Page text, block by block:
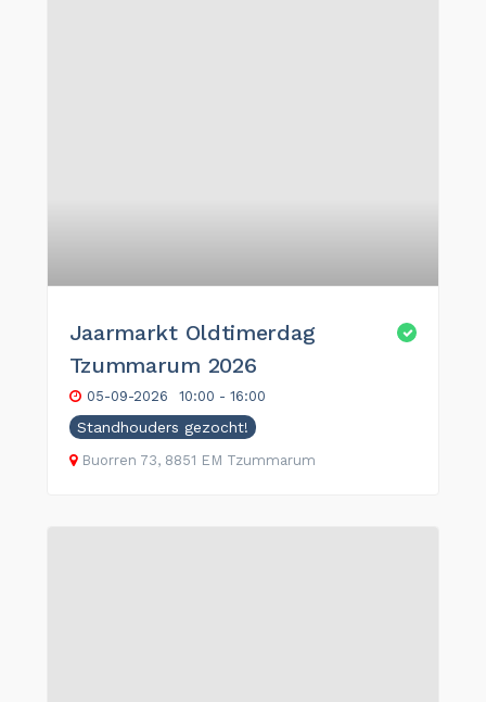
Jaarmarkt Oldtimerdag
Tzummarum 2026
05-09-2026 10:00 - 16:00
Standhouders gezocht!
Buorren 73, 8851 EM Tzummarum